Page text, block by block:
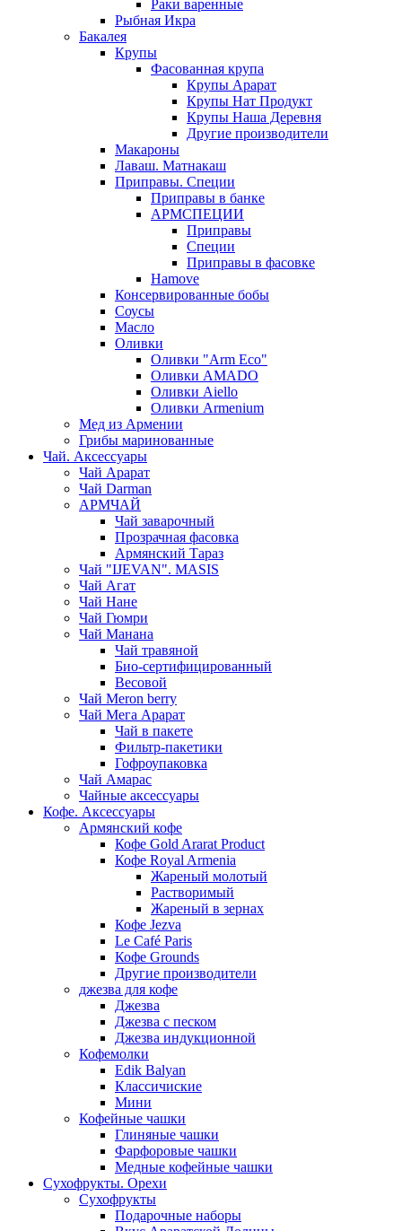
Раки варенные
Рыбная Икра
Бакалея
Крупы
Фасованная крупа
Крупы Арарат
Крупы Нат Продукт
Крупы Наша Деревня
Другие производители
Макароны
Лаваш. Матнакаш
Приправы. Специи
Приправы в банке
АРМСПЕЦИИ
Приправы
Специи
Приправы в фасовке
Hamove
Консервированные бобы
Соусы
Масло
Оливки
Оливки "Arm Eco"
Оливки AMADO
Оливки Aiello
Оливки Armenium
Мед из Армении
Грибы маринованные
Чай. Аксессуары
Чай Арарат
Чай Darman
АРМЧАЙ
Чай заварочный
Прозрачная фасовка
Армянский Тараз
Чай "IJEVAN". MASIS
Чай Агат
Чай Нане
Чай Гюмри
Чай Манана
Чай травяной
Био-сертифицированный
Весовой
Чай Meron berry
Чай Мега Арарат
Чай в пакете
Фильтр-пакетики
Гофроупаковка
Чай Амарас
Чайные аксессуары
Кофе. Аксессуары
Армянский кофе
Кофе Gold Ararat Product
Кофе Royal Armenia
Жареный молотый
Растворимый
Жареный в зернах
Кофе Jezva
Le Café Paris
Кофе Grounds
Другие производители
джезва для кофе
Джезва
Джезва с песком
Джезва индукционной
Кофемолки
Edik Balyan
Классичиские
Мини
Кофейные чашки
Глиняные чашки
Фарфоровые чашки
Медные кофейные чашки
Сухофрукты. Орехи
Сухофрукты
Подарочные наборы